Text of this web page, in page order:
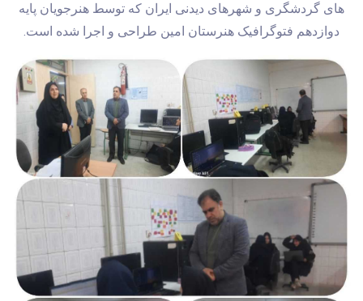
های گردشگری و شهرهای دیدنی ایران که توسط هنرجویان پایه
دوازدهم فتوگرافیک هنرستان امین طراحی و اجرا شده است.